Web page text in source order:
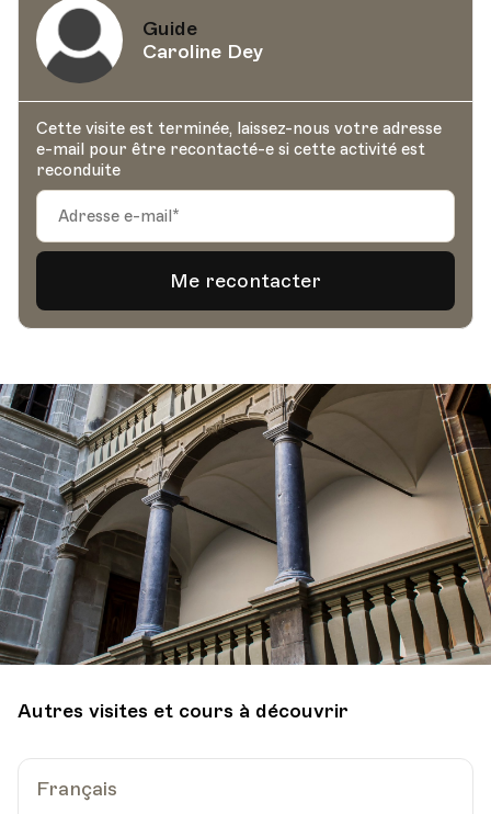
Guide
Caroline Dey
Cette visite est terminée, laissez-nous votre adresse
e-mail pour être recontacté-e si cette activité est
reconduite
Autres visites et cours à découvrir
Français